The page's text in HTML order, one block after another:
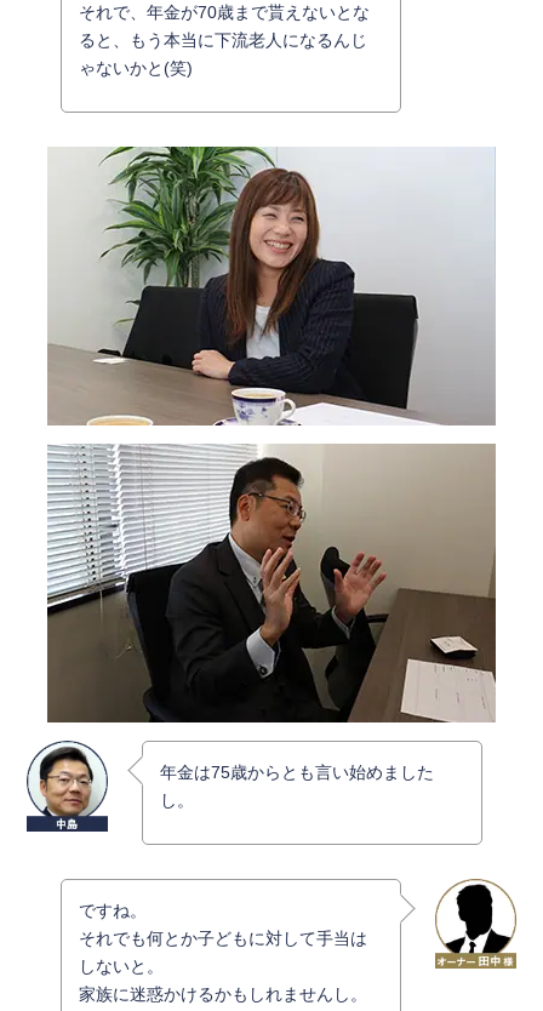
それで、年金が70歳まで貰えないとな
ると、もう本当に下流老人になるんじ
ゃないかと(笑)
年金は75歳からとも言い始めました
し。
ですね。
それでも何とか子どもに対して手当は
しないと。
家族に迷惑かけるかもしれませんし。